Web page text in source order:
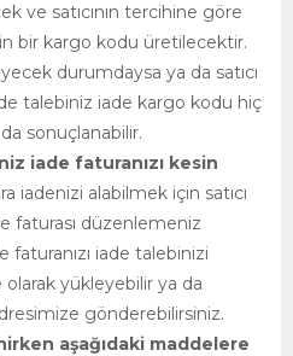
ve satıcının tercihine göre
bir kargo kodu üretilecektir.
durumdaysa ya da satıcı
talebiniz iade kargo kodu hiç
sonuçlanabilir.
iade faturanızı kesin
iadenizi alabilmek için satıcı
faturası düzenlemeniz
iade talebinizi
yükleyebilir ya da
gönderebilirsiniz.
aşağıdaki maddelere